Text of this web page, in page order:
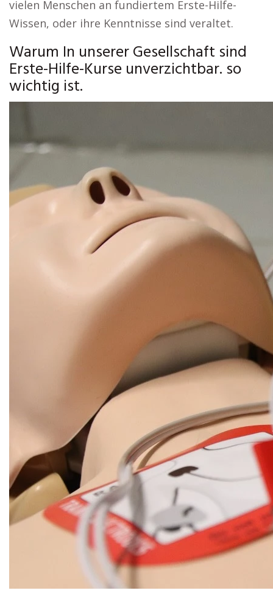
vielen Menschen an fundiertem Erste-Hilfe-
Wissen, oder ihre Kenntnisse sind veraltet.
Warum In unserer Gesellschaft sind
Erste-Hilfe-Kurse unverzichtbar. so
wichtig ist.